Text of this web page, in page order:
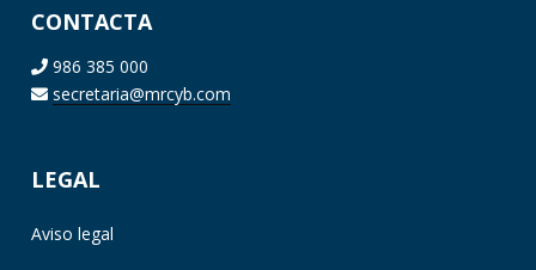
CONTACTA
986 385 000
secretaria@mrcyb.com
LEGAL
Aviso legal